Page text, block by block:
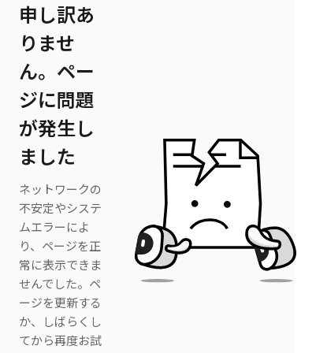
申し訳あ
りませ
ん。ペー
ジに問題
が発生し
ました
ネットワークの
不安定やシステ
ムエラーによ
り、ページを正
常に表示できま
せんでした。ペ
ージを更新する
か、しばらくし
てから再度お試